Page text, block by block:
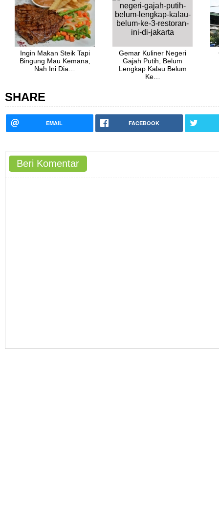
Ingin Makan Steik Tapi
Bingung Mau Kemana,
Nah Ini Dia…
Gemar Kuliner Negeri
Gajah Putih, Belum
Lengkap Kalau Belum
Ke…
SHARE
EMAIL FACEBOOK
Beri Komentar